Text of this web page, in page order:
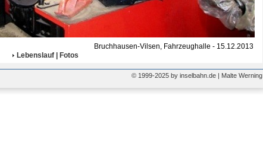
Bruchhausen-Vilsen, Fahrzeughalle - 15.12.2013
Lebenslauf | Fotos
© 1999-2025 by inselbahn.de | Malte Werning